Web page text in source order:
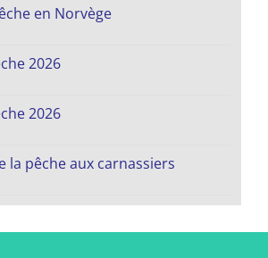
en Norvège
2026
2026
la pêche aux carnassiers